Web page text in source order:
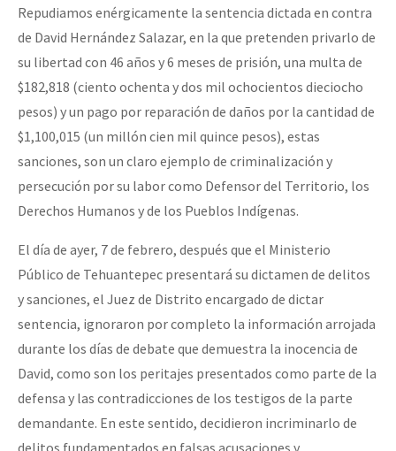
Repudiamos enérgicamente la sentencia dictada en contra
de David Hernández Salazar, en la que pretenden privarlo de
su libertad con 46 años y 6 meses de prisión, una multa de
$182,818 (ciento ochenta y dos mil ochocientos dieciocho
pesos) y un pago por reparación de daños por la cantidad de
$1,100,015 (un millón cien mil quince pesos), estas
sanciones, son un claro ejemplo de criminalización y
persecución por su labor como Defensor del Territorio, los
Derechos Humanos y de los Pueblos Indígenas.
El día de ayer, 7 de febrero, después que el Ministerio
Público de Tehuantepec presentará su dictamen de delitos
y sanciones, el Juez de Distrito encargado de dictar
sentencia, ignoraron por completo la información arrojada
durante los días de debate que demuestra la inocencia de
David, como son los peritajes presentados como parte de la
defensa y las contradicciones de los testigos de la parte
demandante. En este sentido, decidieron incriminarlo de
delitos fundamentados en falsas acusaciones y